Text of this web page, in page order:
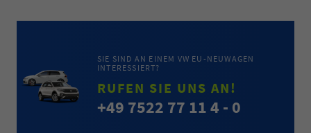
SIE SIND AN EINEM VW EU-NEUWAGEN
INTERESSIERT?
RUFEN SIE UNS AN!
+49 7522 77 11 4 - 0